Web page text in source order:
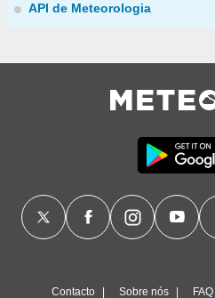
API de Meteorologia
Contacto Sobre nós FAQ